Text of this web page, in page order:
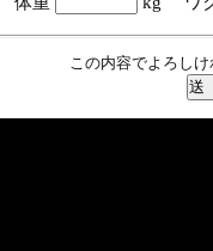
この内容でよろし